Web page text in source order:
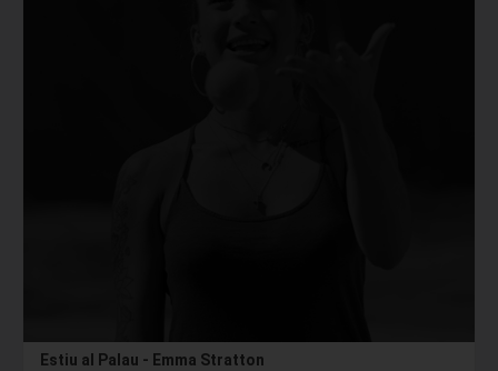
Estiu al Palau - Emma Stratton